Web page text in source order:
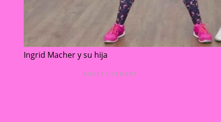
Ingrid Macher y su hija